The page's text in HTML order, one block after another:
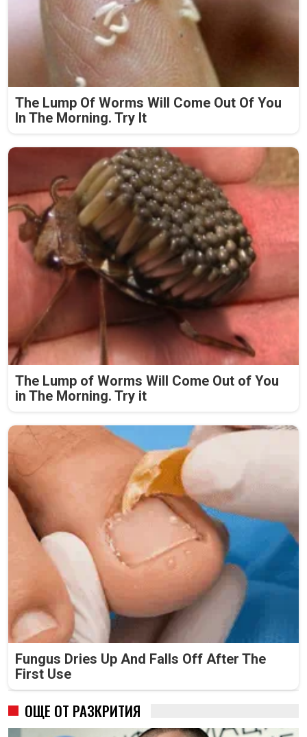
The Lump Of Worms Will Come Out Of You
In The Morning. Try It
The Lump of Worms Will Come Out of You
in The Morning. Try it
Fungus Dries Up And Falls Off After The
First Use
ОЩЕ ОТ РАЗКРИТИЯ